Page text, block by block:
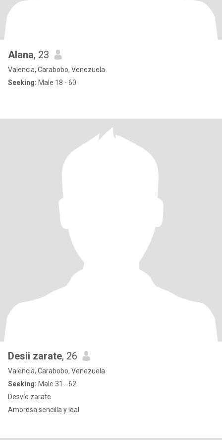
Alana, 23
Valencia, Carabobo, Venezuela
Seeking: Male 18 - 60
Desii zarate, 26
Valencia, Carabobo, Venezuela
Seeking: Male 31 - 62
Desvío zarate
Amorosa sencilla y leal